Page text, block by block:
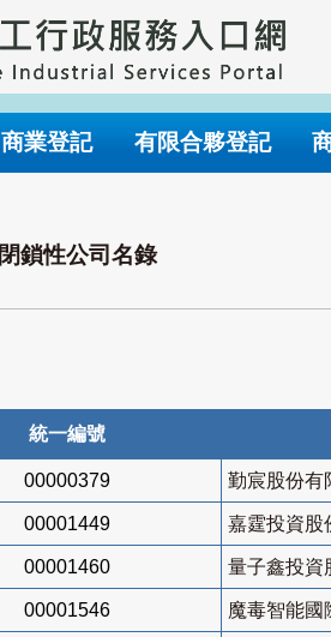
商業登記 有限合夥登記
閉鎖性公司名錄
統一編號
00000379 勤宸股份有
00001449 嘉霆投資股
00001460 量子鑫投資
00001546 魔毒智能國